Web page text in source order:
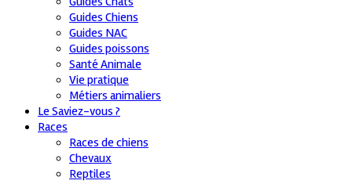
Guides Chiens
Guides NAC
Guides poissons
Santé Animale
Vie pratique
Métiers animaliers
Le Saviez-vous ?
Races
Races de chiens
Chevaux
Reptiles